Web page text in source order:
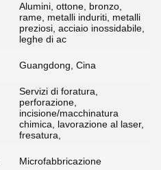
Alumini, ottone, bronzo,
rame, metalli induriti, metalli
preziosi, acciaio inossidabile,
leghe di ac
Guangdong, Cina
Servizi di foratura,
perforazione,
incisione/macchinatura
chimica, lavorazione al laser,
fresatura,
Microfabbricazione